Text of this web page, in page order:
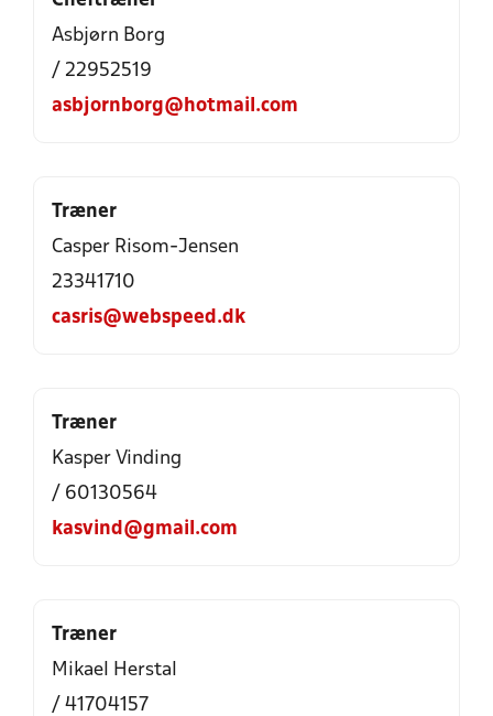
Asbjørn Borg
/ 22952519
asbjornborg@hotmail.com
Træner
Casper Risom-Jensen
23341710
casris@webspeed.dk
Træner
Kasper Vinding
/ 60130564
kasvind@gmail.com
Træner
Mikael Herstal
/ 41704157